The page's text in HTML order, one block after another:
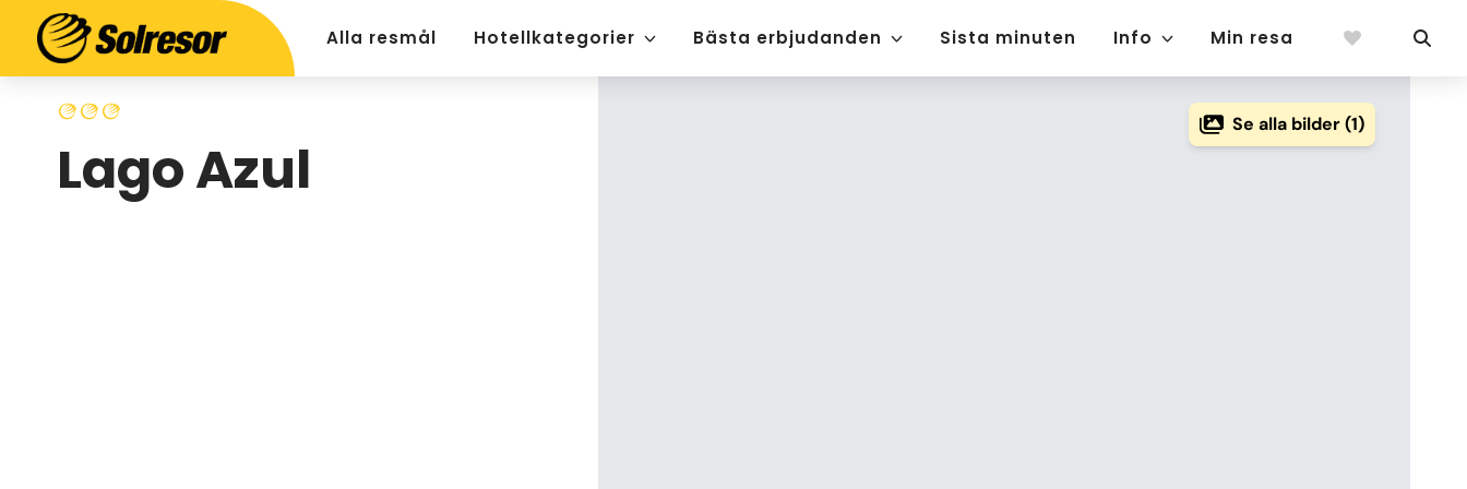
Alla resmål Hotellkategorier Bästa erbjudanden Sista minuten Info Min resa
Lago Azul
Se alla bilder (1)